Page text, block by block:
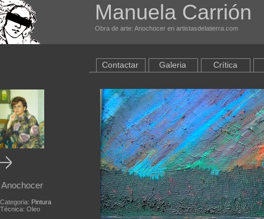
Manuela Carrión
Obra de arte: Anochocer en artistasdelatierra.com
Anochocer
Categoria: Pintura
Técnica: Oleo
Contactar Galeria Crítica